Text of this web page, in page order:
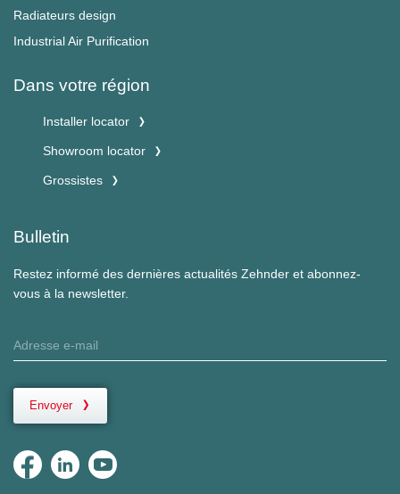
Radiateurs design
Industrial Air Purification
Dans votre région
Installer locator
Showroom locator
Grossistes
Bulletin
Restez informé des dernières actualités Zehnder et abonnez-
vous à la newsletter.
Envoyer